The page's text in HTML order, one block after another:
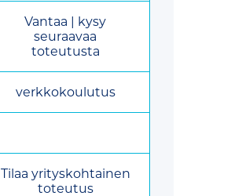
Vantaa | kysy
seuraavaa
toteutusta
verkkokoulutus
Tilaa yrityskohtainen
toteutus